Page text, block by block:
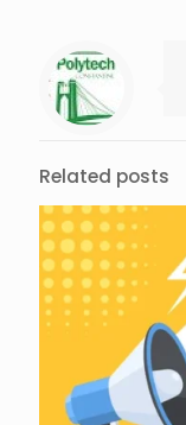
Related posts